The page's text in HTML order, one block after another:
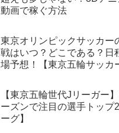
動画で稼ぐ方法
東京オリンピックサッカー
戦はいつ？どこである？日
場予想！【東京五輪サッカ
【東京五輪世代Jリーガー
ーズンで注目の選手トップ
ーグ】